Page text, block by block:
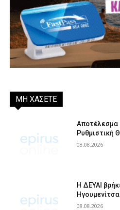
ΜΗ ΧΑΣΕΤΕ
Αποτέλεσμα
Ρυθμιστική
08.08.2026
Η ΔΕΥΑΙ
Ηγουμενίτσα
08.08.2026